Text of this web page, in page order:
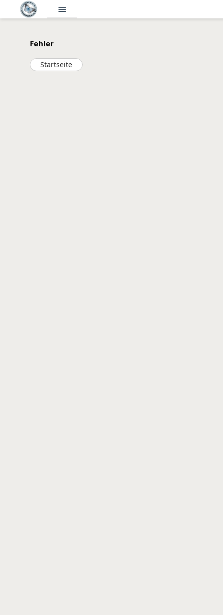
menu
Fehler
Startseite